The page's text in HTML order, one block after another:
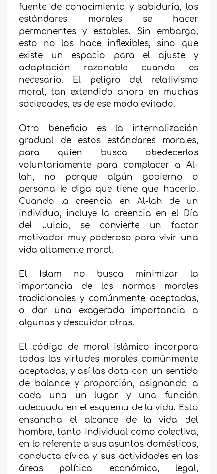
fuente de conocimiento y sabiduría, los
estándares morales se hacer
permanentes y estables. Sin embargo,
esto no los hace inflexibles, sino que
existe un espacio para el ajuste y
adaptación razonable cuando es
necesario. El peligro del relativismo
moral, tan extendido ahora en muchas
sociedades, es de ese modo evitado.
Otro beneficio es la internalización
gradual de estos estándares morales,
para quien busca obedecerlos
voluntariamente para complacer a Al-
lah, no porque algún gobierno o
persona le diga que tiene que hacerlo.
Cuando la creencia en Al-lah de un
individuo, incluye la creencia en el Día
del Juicio, se convierte un factor
motivador muy poderoso para vivir una
vida altamente moral.
El Islam no busca minimizar la
importancia de las normas morales
tradicionales y comúnmente aceptadas,
o dar una exagerada importancia a
algunas y descuidar otras.
El código de moral islámico incorpora
todas las virtudes morales comúnmente
aceptadas, y así las dota con un sentido
de balance y proporción, asignando a
cada una un lugar y una función
adecuada en el esquema de la vida. Esto
ensancha el alcance de la vida del
hombre, tanto individual como colectiva,
en lo referente a sus asuntos domésticos,
conducta cívica y sus actividades en las
áreas política, económica, legal,